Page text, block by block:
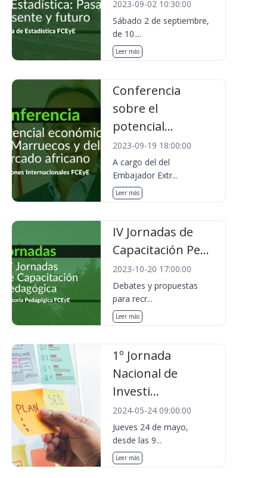
2023-09-02 10:30:00
Sábado 2 de septiembre,
de 10....
Leer más
Conferencia
sobre el
potencial...
2023-09-19 18:00:00
A cargo del del
Embajador Extr...
Leer más
IV Jornadas de
Capacitación Pe...
2023-10-20 17:00:00
Debates y propuestas
para recr...
Leer más
1º Jornada
Nacional de
Investi...
2024-05-24 09:00:00
Jueves 24 de mayo,
desde las 9...
Leer más